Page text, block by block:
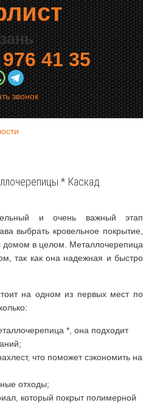
41 35
звонок
* Каскад
и очень важный этап
выбрать кровельное покрытие,
домом в целом. Металлочерепица
так как она надежная и быстро
на одном из первых мест по
*, она подходит
что поможет сэкономить на
отходы;
который покрыт полимерной